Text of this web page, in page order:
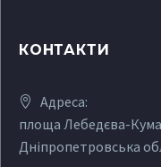
КОНТАКТИ
Адреса:
площа Лебедєва-
Дніпропетровська